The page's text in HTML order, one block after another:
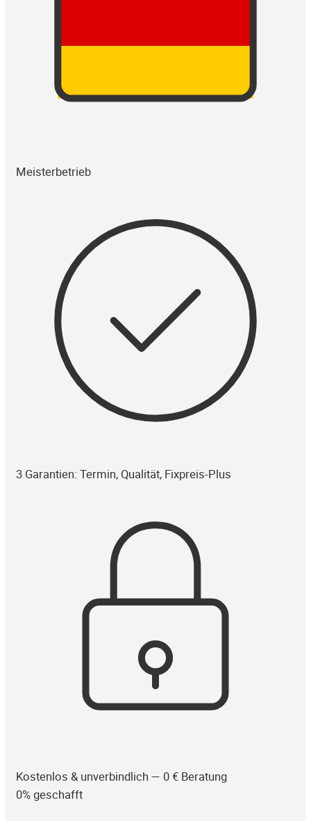
Meisterbetrieb
3 Garantien: Termin, Qualität, Fixpreis-Plus
Kostenlos & unverbindlich — 0 € Beratung
0% geschafft